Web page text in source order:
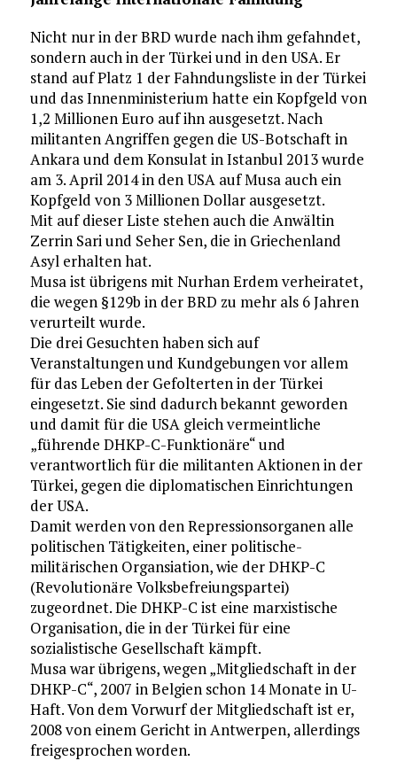
Nicht nur in der BRD wurde nach ihm gefahndet,
sondern auch in der Türkei und in den USA. Er
stand auf Platz 1 der Fahndungsliste in der Türkei
und das Innenministerium hatte ein Kopfgeld von
1,2 Millionen Euro auf ihn ausgesetzt. Nach
militanten Angriffen gegen die US-Botschaft in
Ankara und dem Konsulat in Istanbul 2013 wurde
am 3. April 2014 in den USA auf Musa auch ein
Kopfgeld von 3 Millionen Dollar ausgesetzt.
Mit auf dieser Liste stehen auch die Anwältin
Zerrin Sari und Seher Sen, die in Griechenland
Asyl erhalten hat.
Musa ist übrigens mit Nurhan Erdem verheiratet,
die wegen §129b in der BRD zu mehr als 6 Jahren
verurteilt wurde.
Die drei Gesuchten haben sich auf
Veranstaltungen und Kundgebungen vor allem
für das Leben der Gefolterten in der Türkei
eingesetzt. Sie sind dadurch bekannt geworden
und damit für die USA gleich vermeintliche
„führende DHKP-C-Funktionäre“ und
verantwortlich für die militanten Aktionen in der
Türkei, gegen die diplomatischen Einrichtungen
der USA.
Damit werden von den Repressionsorganen alle
politischen Tätigkeiten, einer politische-
militärischen Organsiation, wie der DHKP-C
(Revolutionäre Volksbefreiungspartei)
zugeordnet. Die DHKP-C ist eine marxistische
Organisation, die in der Türkei für eine
sozialistische Gesellschaft kämpft.
Musa war übrigens, wegen „Mitgliedschaft in der
DHKP-C“, 2007 in Belgien schon 14 Monate in U-
Haft. Von dem Vorwurf der Mitgliedschaft ist er,
2008 von einem Gericht in Antwerpen, allerdings
freigesprochen worden.